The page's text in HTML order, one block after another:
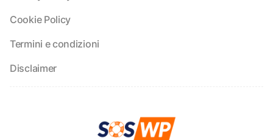
Cookie Policy
Termini e condizioni
Disclaimer